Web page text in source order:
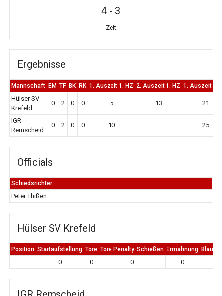
4 - 3
Zeit
Ergebnisse
Mannschaft EM TF BK RK 1. Auszeit 1. HZ 2. Auszeit 1. HZ 1. Auszeit 2.
Hülser SV
Krefeld
0 2 0 0 5 13 21
IGR
Remscheid
0 2 0 0 10 — 25
Officials
Schiedsrichter
Peter Thißen
Hülser SV Krefeld
Position Startaufstellung Tore Tore Penalty-Schießen Ermahnung Blaue
0 0 0 0